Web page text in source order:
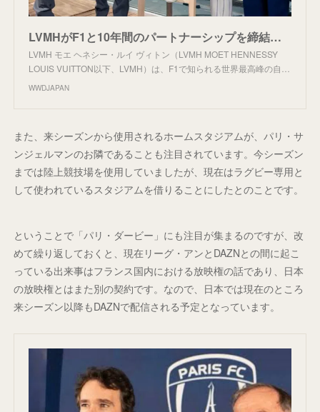
LVMHがF1と10年間のパートナーシップを締結 スポーツシーンとの結び付きを強固に - WWDJAPAN
LVMH モエ ヘネシー・ルイ ヴィトン（LVMH MOET HENNESSY
LOUIS VUITTON以下、LVMH）は、F1で知られる世界最高峰の自…
WWDJAPAN
また、来シーズンから使用されるホームスタジアムが、パリ・サ
ンジェルマンのお隣であることも注目されています。今シーズン
までは陸上競技場を使用していましたが、現在はラグビー専用と
して使われているスタジアムを借りることにしたとのことです。
ということで「パリ・ダービー」にも注目が集まるのですが、改
めて繰り返しておくと、現在リーグ・アンとDAZNとの間に起こ
っている出来事はフランス国内における放映権の話であり、日本
の放映権とはまた別の契約です。なので、日本では現在のところ
来シーズン以降もDAZNで配信される予定となっています。